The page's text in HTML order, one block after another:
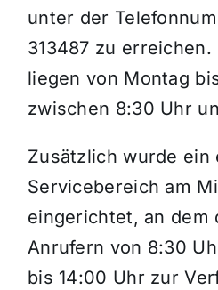
unter der
313487 zu
liegen von Montag
zwischen 8:30 Uhr
Zusätzlich wurde ein
Servicebereich am
eingerichtet, an dem
Anrufern von 8:30
bis 14:00 Uhr zur